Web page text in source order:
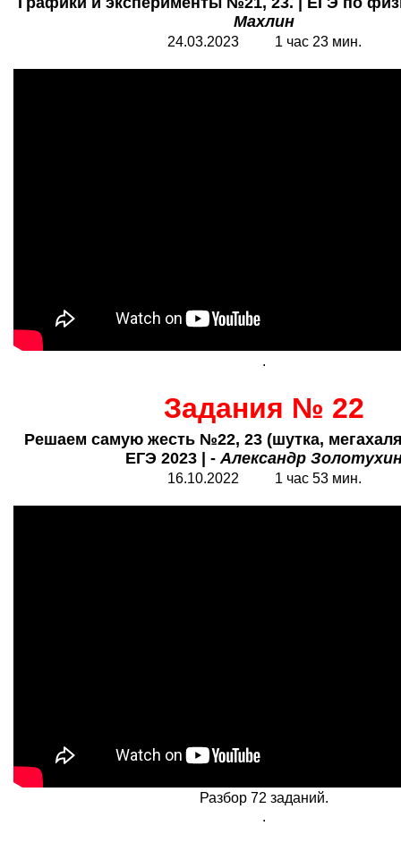
Махлин
24.03.2023 1 час 23 мин.
.
Задания № 22
Решаем самую жесть №22, 23 (шутка,
ЕГЭ 2023 | -Александр
16.10.2022 1 час 53 мин.
Разбор 72 заданий.
.